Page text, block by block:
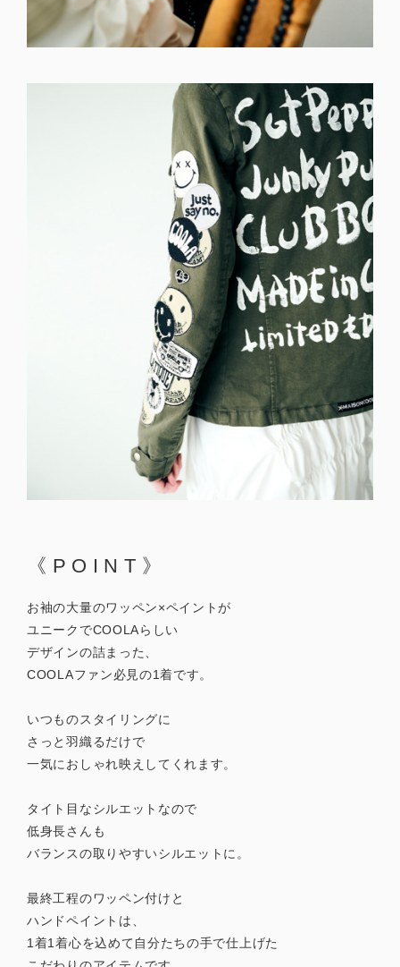
《POINT》
お袖の大量のワッペン×ペイントが
ユニークでCOOLAらしい
デザインの詰まった、
COOLAファン必見の1着です。
いつものスタイリングに
さっと羽織るだけで
一気におしゃれ映えしてくれます。
タイト目なシルエットなので
低身長さんも
バランスの取りやすいシルエットに。
最終工程のワッペン付けと
ハンドペイントは、
1着1着心を込めて自分たちの手で仕上げた